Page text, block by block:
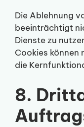
Die Ablehnung
beeinträchtigt
Dienste zu
Cookies können
die
8.